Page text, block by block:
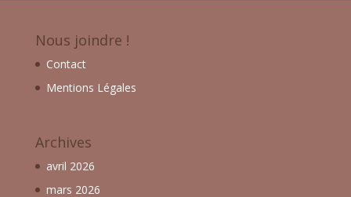
Nous joindre !
Contact
Mentions Légales
Archives
avril 2026
mars 2026